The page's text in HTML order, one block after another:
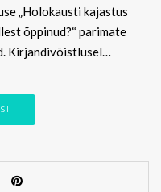
„Holokausti kajastus
õppinud?“ parimate
Kirjandivõistlusel…